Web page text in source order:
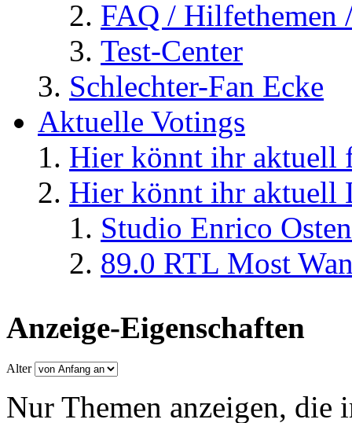
FAQ / Hilfethemen
Test-Center
Schlechter-Fan Ecke
Aktuelle Votings
Hier könnt ihr aktuell
Hier könnt ihr aktuell
Studio Enrico
89.0 RTL Most
Anzeige-Eigenschaften
Alter
Nur Themen anzeigen, die